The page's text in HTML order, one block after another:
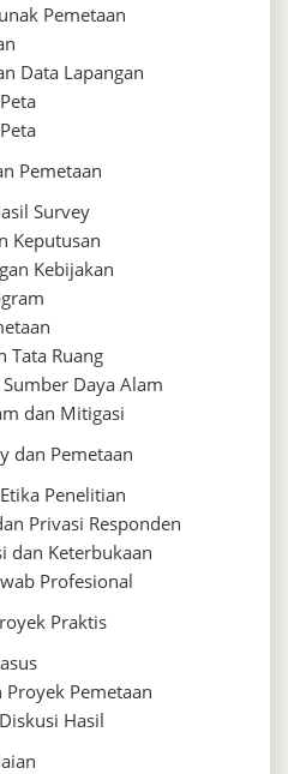
Pemetaan
Data Lapangan
Pemetaan
Survey
Keputusan
Kebijakan
Tata Ruang
Daya Alam
dan Mitigasi
dan Pemetaan
Penelitian
Privasi Responden
dan Keterbukaan
Profesional
Praktis
Proyek Pemetaan
Hasil